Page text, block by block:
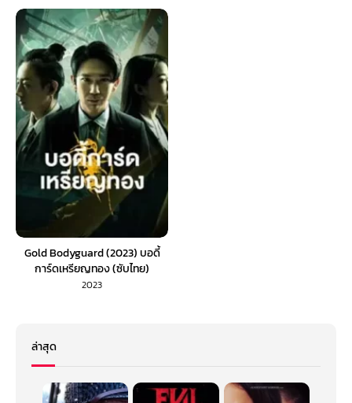
Gold Bodyguard (2023) บอดี้
การ์ดเหรียญทอง (ซับไทย)
2023
ล่าสุด